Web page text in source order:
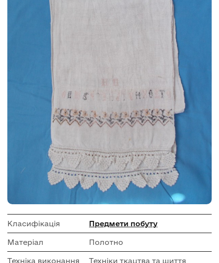
Класифікація Предмети побуту
Матеріал Полотно
Техніка виконання Техніки ткацтва та шиття